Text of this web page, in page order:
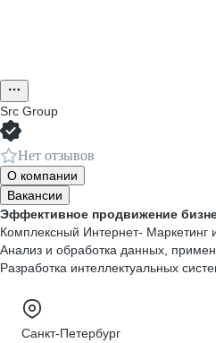
Src Group
Нет отзывов
О компании
Вакансии
Эффективное продвижение
Комплексный Интернет- Маркетинг
Анализ и обработка данных,
Разработка интеллектуальных
Санкт-Петербург